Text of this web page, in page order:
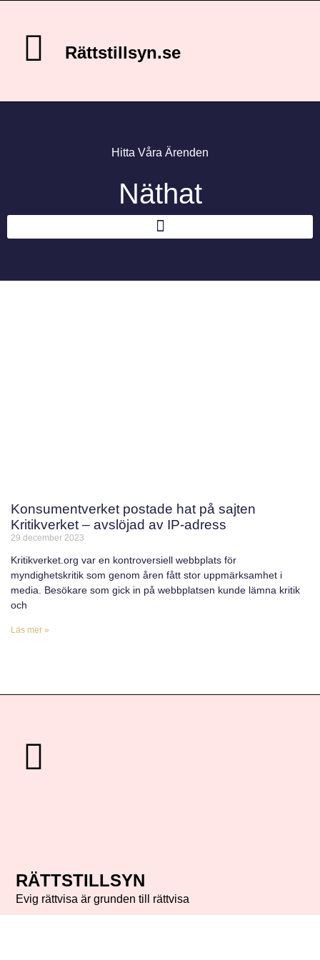
Rättstillsyn.se
Hitta Våra Ärenden
Näthat
Konsumentverket postade hat på sajten
Kritikverket – avslöjad av IP-adress
29 december 2023
Kritikverket.org var en kontroversiell webbplats för
myndighetskritik som genom åren fått stor uppmärksamhet i
media. Besökare som gick in på webbplatsen kunde lämna kritik
och
Läs mer »
RÄTTSTILLSYN
Evig rättvisa är grunden till rättvisa